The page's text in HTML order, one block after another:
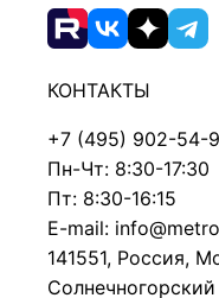
КОНТАКТЫ
+7 (495) 902-54-
Пн-Чт: 8:30-17:30
Пт: 8:30-16:15
E-mail:
141551, Россия,